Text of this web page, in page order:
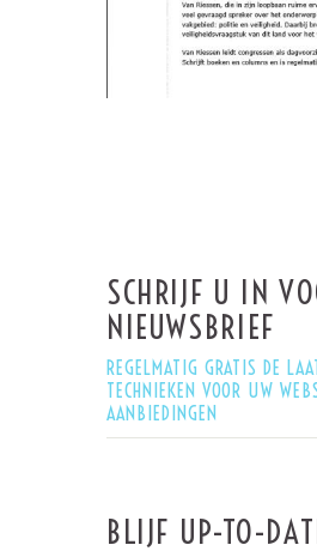
SCHRIJF U IN
NIEUWSBRIEF
REGELMATIG GRATIS DE
TECHNIEKEN VOOR UW
AANBIEDINGEN
BLIJF UP-TO-